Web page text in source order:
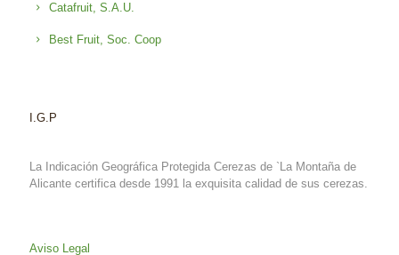
Catafruit, S.A.U.
Best Fruit, Soc. Coop
I.G.P
La Indicación Geográfica Protegida Cerezas de `La Montaña de
Alicante certifica desde 1991 la exquisita calidad de sus cerezas.
Aviso Legal